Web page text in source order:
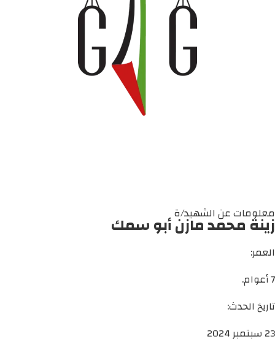
معلومات عن الشهيد/ة
زينة محمد مازن أبو سمك
العمر:
7 أعوام.
تاريخ الحدث:
23 سبتمبر 2024